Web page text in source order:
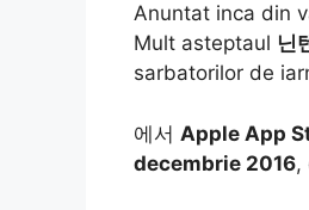
Anuntat inca din
Mult asteptaul 닌
sarbatorilor de
에서 Apple App
decembrie 2016,